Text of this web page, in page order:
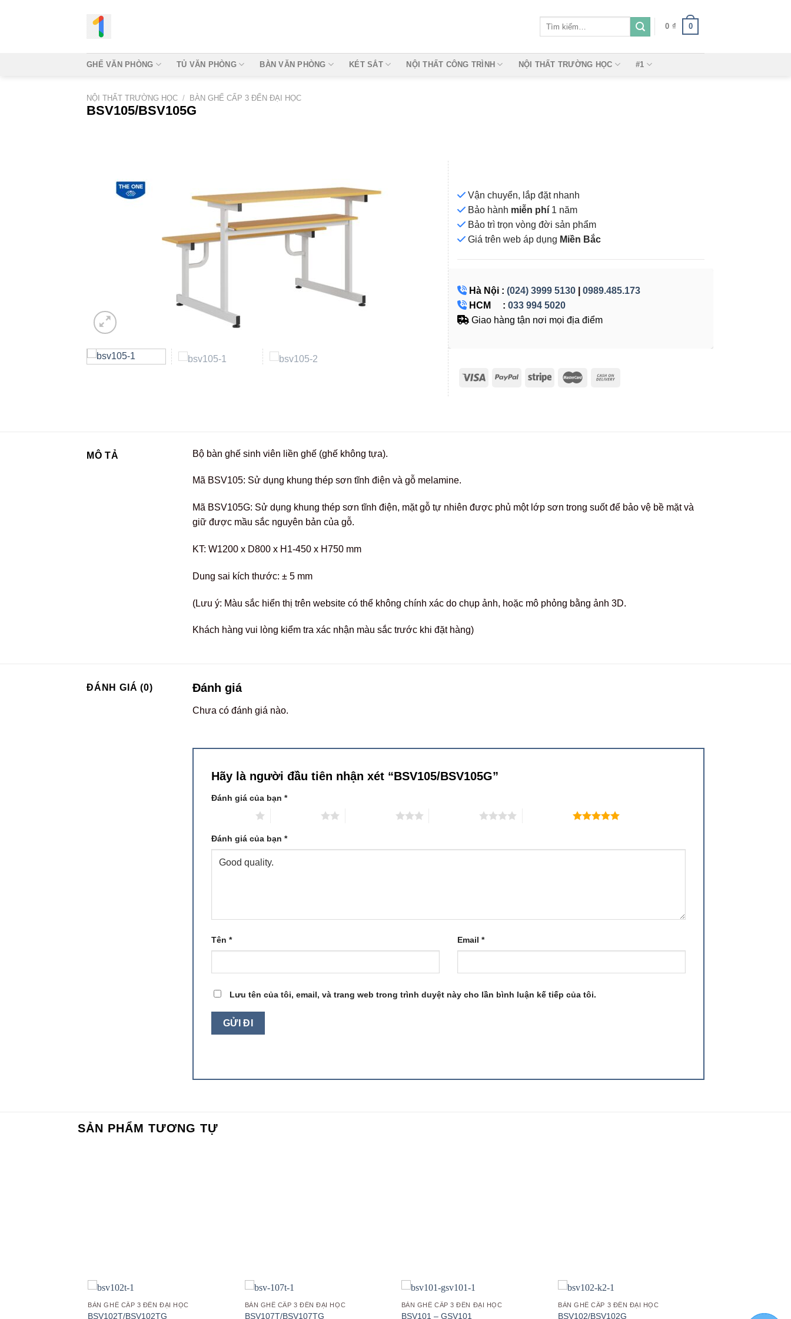
0 ₫ 0
GHẾ VĂN PHÒNG TỦ VĂN PHÒNG BÀN VĂN PHÒNG KÉT SẮT NỘI THẤT CÔNG TRÌNH NỘI THẤT TRƯỜNG HỌC #1
NỘI THẤT TRƯỜNG HỌC / BÀN GHẾ CẤP 3 ĐẾN ĐẠI HỌC
BSV105/BSV105G
Vận chuyển, lắp đặt nhanh
Bảo hành miễn phí 1 năm
Bảo trì trọn vòng đời sản phẩm
Giá trên web áp dụng Miền Bắc
Hà Nội : (024) 3999 5130
0989.485.173
HCM : 033 994 5020
Giao hàng tận nơi mọi địa điểm
MÔ TẢ Bộ bàn ghế sinh viên liền ghế (ghế không tựa).
Mã BSV105: Sử dụng khung thép sơn tĩnh điện và gỗ melamine.
Mã BSV105G: Sử dụng khung thép sơn tĩnh điện, mặt gỗ tự nhiên được phủ một lớp sơn trong suốt để bảo vệ bề mặt và
giữ được mầu sắc nguyên bản của gỗ.
KT: W1200 x D800 x H1-450 x H750 mm
Dung sai kích thước: ± 5 mm
(Lưu ý: Màu sắc hiển thị trên website có thể không chính xác do chụp ảnh, hoặc mô phỏng bằng ảnh 3D.
Khách hàng vui lòng kiểm tra xác nhận màu sắc trước khi đặt hàng)
ĐÁNH GIÁ (0) Đánh giá
Chưa có đánh giá nào.
Hãy là người đầu tiên nhận xét “BSV105/BSV105G”
Đánh giá của bạn *
5 trên 5 sao
Đánh giá của bạn *
Tên * Email *
Lưu tên của tôi, email, và trang web trong trình duyệt này cho lần bình luận kế tiếp của tôi.
SẢN PHẨM TƯƠNG TỰ
BÀN GHẾ CẤP 3 ĐẾN ĐẠI HỌC
BSV102T/BSV102TG
BÀN GHẾ CẤP 3 ĐẾN ĐẠI HỌC
BSV107T/BSV107TG
BÀN GHẾ CẤP 3 ĐẾN ĐẠI HỌC
BSV101 – GSV101
BÀN GHẾ CẤP 3 ĐẾN ĐẠI HỌC
BSV102/BSV102G